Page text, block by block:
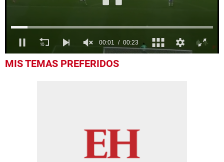
of
00:04 00:23
MIS TEMAS PREFERIDOS